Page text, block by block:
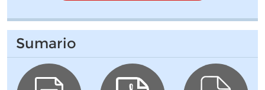
Sumario